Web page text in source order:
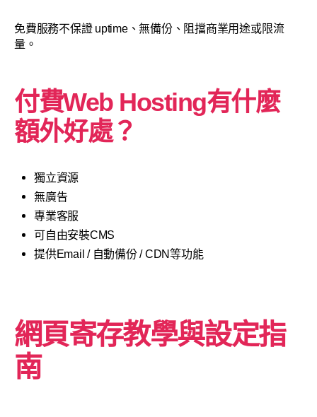
免費服務不保證 uptime、無備份、阻擋商業用途或限流
量。
付費Web Hosting有什麼
額外好處？
獨立資源
無廣告
專業客服
可自由安裝CMS
提供Email / 自動備份 / CDN等功能
網頁寄存教學與設定指
南